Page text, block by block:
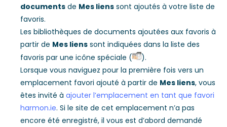
documents de Mes liens sont ajoutés à votre liste de
favoris.
Les bibliothèques de documents ajoutées aux favoris à
partir de Mes liens sont indiquées dans la liste des
favoris par une icône spéciale (
).
Lorsque vous naviguez pour la première fois vers un
emplacement favori ajouté à partir de Mes liens, vous
êtes invité à ajouter l’emplacement en tant que favori
harmon.ie. Si le site de cet emplacement n’a pas
encore été enregistré, il vous est d’abord demandé